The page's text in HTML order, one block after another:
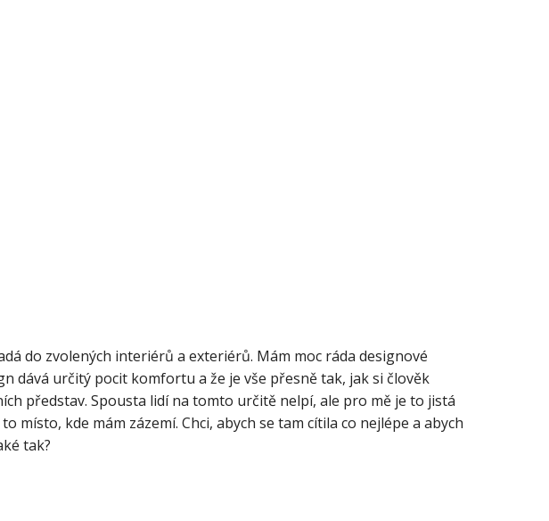
do zvolených interiérů a exteriérů. Mám moc ráda designové
dává určitý pocit komfortu a že je vše přesně tak, jak si člověk
představ. Spousta lidí na tomto určitě nelpí, ale pro mě je to jistá
kde mám zázemí. Chci, abych se tam cítila co nejlépe a abych
tak?